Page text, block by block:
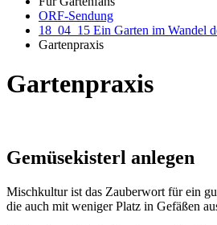
ORF-Sendung
18_04_15 Ein Garten im Wandel
Gartenpraxis
Gartenpraxis
Gemüsekisterl anlegen
Mischkultur ist das Zauberwort für ein
die auch mit weniger Platz in Gefäßen